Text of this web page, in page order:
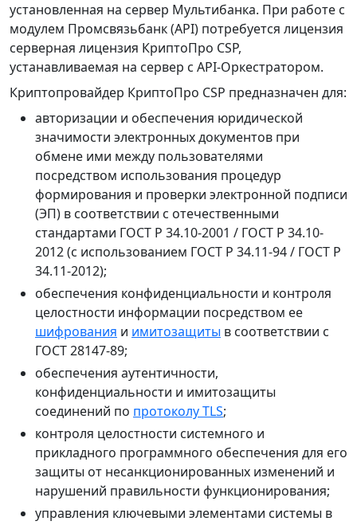
установленная на сервер Мультибанка. При работе с
модулем Промсвязьбанк (API) потребуется лицензия
серверная лицензия КриптоПро CSP,
устанавливаемая на сервер с API-Оркестратором.
Криптопровайдер КриптоПро CSP предназначен для:
авторизации и обеспечения юридической
значимости электронных документов при
обмене ими между пользователями
посредством использования процедур
формирования и проверки электронной подписи
(ЭП) в соответствии с отечественными
стандартами ГОСТ Р 34.10-2001 / ГОСТ Р 34.10-
2012 (с использованием ГОСТ Р 34.11-94 / ГОСТ Р
34.11-2012);
обеспечения конфиденциальности и контроля
целостности информации посредством ее
шифрования и имитозащиты в соответствии с
ГОСТ 28147-89;
обеспечения аутентичности,
конфиденциальности и имитозащиты
соединений по протоколу TLS;
контроля целостности системного и
прикладного программного обеспечения для его
защиты от несанкционированных изменений и
нарушений правильности функционирования;
управления ключевыми элементами системы в